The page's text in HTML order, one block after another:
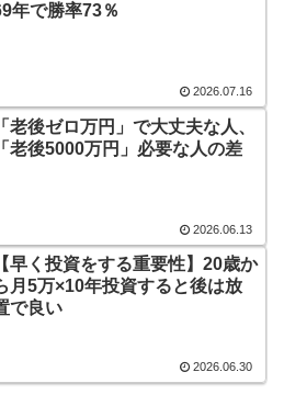
年で勝率73％
2026.07.16
「老後ゼロ万円」で大丈夫な人、
「老後5000万円」必要な人の差
2026.06.13
【早く投資をする重要性】20歳か
月5万×10年投資すると後は放
で良い
2026.06.30